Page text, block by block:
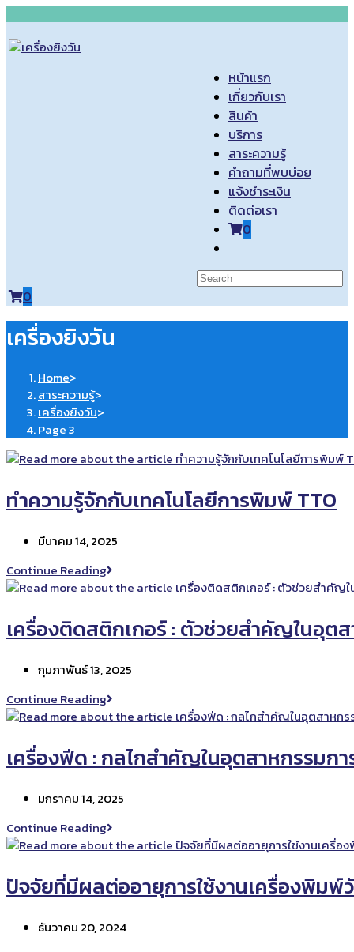
content
หน้าแรก
เกี่ยวกับเรา
สินค้า
บริการ
สาระความรู้
คำถามที่พบบ่อย
แจ้งชำระเงิน
ติดต่อเรา
0
website
search
0
เครื่องยิงวัน
Home>
สาระความรู้>
เครื่องยิงวัน>
Page 3
ทำความรู้จักกับเทคโนโลยีการพิมพ์ TTO
Post
มีนาคม 14, 2025
Continue Readingทำความ
รู้จัก
เทคโนโลยี
การ
TTO
เครื่องติดสติกเกอร์ : ตัวช่วยสำคัญในอุ
Post
กุมภาพันธ์ 13, 2025
Continue Readingเครื่อง
ติด
ก
เกอร์
ตัว
ช่วย
สำคัญ
ใน
การ
และ
เครื่องฟีด : กลไกสำคัญในอุตสาหกรรมก
Post
มกราคม 14, 2025
Continue Readingเครื่อง
ฟีด
กลไก
สำคัญ
อุตสาหกรรม
การ
ปัจจัยที่มีผลต่ออายุการใช้งานเครื่องพิม
Post
ธันวาคม 20, 2024